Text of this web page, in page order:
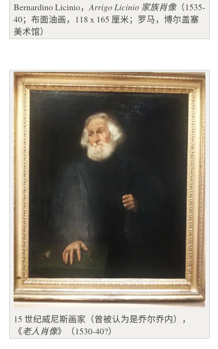
Bernardino Licinio， Arrigo Licinio 家族肖像（1535-
40；布面油画，118 x 165 厘米；罗马，博尔盖塞
美术馆）
15 世纪威尼斯画家（曾被认为是乔尔乔内），
《老人肖像》（1530-40?）